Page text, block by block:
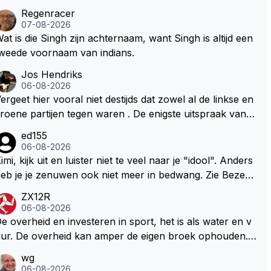
Regenracer
07-08-2026
is die Singh zijn achternaam, want Singh is altijd een
voornaam van indians.
Jos Hendriks
06-08-2026
hier vooral niet destijds dat zowel al de linkse en
partijen tegen waren . De enigste uitspraak van e
ze hun eigen uitlaat gassen inademen maar niet wet
was dat de F1 motor schoner is dan een normale a
Dus denk echt niet dat deze groene/wollen regering
ed155
06-08-2026
kijk uit en luister niet te veel naar je "idool". Anders
je je zenuwen ook niet meer in bedwang. Zie Bezech
Veel gezelliger
ZX12R
06-08-2026
overheid en investeren in sport, het is als water en v
De overheid kan amper de eigen broek ophouden.
het best vergelijken met de sheriff van Nottinghem
wg
06-08-2026